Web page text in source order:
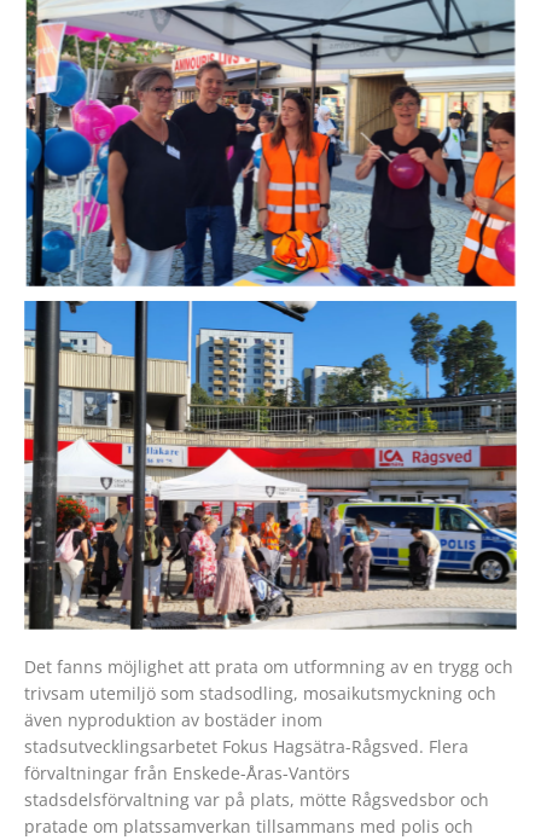
Det fanns möjlighet att prata om utformning av en trygg och
trivsam utemiljö som stadsodling, mosaikutsmyckning och
även nyproduktion av bostäder inom
stadsutvecklingsarbetet Fokus Hagsätra-Rågsved. Flera
förvaltningar från Enskede-Åras-Vantörs
stadsdelsförvaltning var på plats, mötte Rågsvedsbor och
pratade om platssamverkan tillsammans med polis och